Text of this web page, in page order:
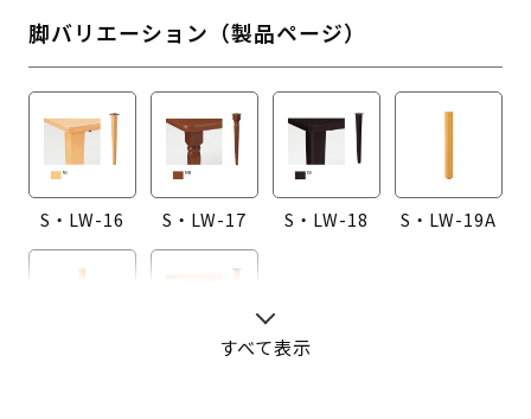
脚バリエーション（製品ページ）
S・LW-16 S・LW-17 S・LW-18 S・LW-19A
すべて表示